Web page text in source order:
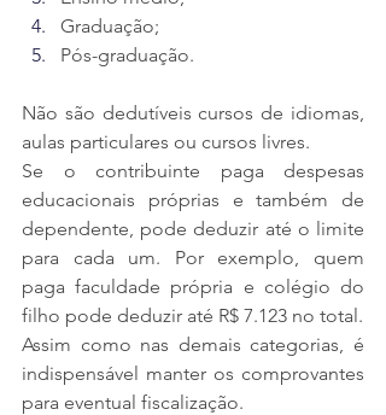
Graduação;
Pós-graduação.
Não são dedutíveis cursos de idiomas,
aulas particulares ou cursos livres.
Se o contribuinte paga despesas
educacionais próprias e também de
dependente, pode deduzir até o limite
para cada um. Por exemplo, quem
paga faculdade própria e colégio do
filho pode deduzir até R$ 7.123 no total.
Assim como nas demais categorias, é
indispensável manter os comprovantes
para eventual fiscalização.